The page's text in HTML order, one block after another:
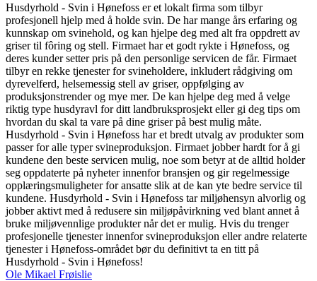
Husdyrhold - Svin i Hønefoss er et lokalt firma som tilbyr
profesjonell hjelp med å holde svin. De har mange års erfaring og
kunnskap om svinehold, og kan hjelpe deg med alt fra oppdrett av
griser til fôring og stell. Firmaet har et godt rykte i Hønefoss, og
deres kunder setter pris på den personlige servicen de får. Firmaet
tilbyr en rekke tjenester for svineholdere, inkludert rådgiving om
dyrevelferd, helsemessig stell av griser, oppfølging av
produksjonstrender og mye mer. De kan hjelpe deg med å velge
riktig type husdyravl for ditt landbruksprosjekt eller gi deg tips om
hvordan du skal ta vare på dine griser på best mulig måte.
Husdyrhold - Svin i Hønefoss har et bredt utvalg av produkter som
passer for alle typer svineproduksjon. Firmaet jobber hardt for å gi
kundene den beste servicen mulig, noe som betyr at de alltid holder
seg oppdaterte på nyheter innenfor bransjen og gir regelmessige
opplæringsmuligheter for ansatte slik at de kan yte bedre service til
kundene. Husdyrhold - Svin i Hønefoss tar miljøhensyn alvorlig og
jobber aktivt med å redusere sin miljøpåvirkning ved blant annet å
bruke miljøvennlige produkter når det er mulig. Hvis du trenger
profesjonelle tjenester innenfor svineproduksjon eller andre relaterte
tjenester i Hønefoss-området bør du definitivt ta en titt på
Husdyrhold - Svin i Hønefoss!
Ole Mikael Frøislie